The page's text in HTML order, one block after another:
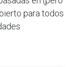
para todos